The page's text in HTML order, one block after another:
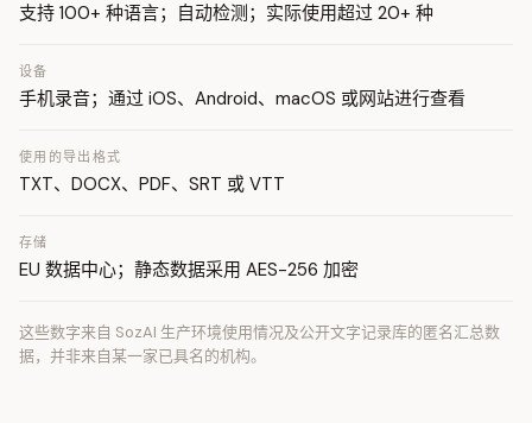
支持 100+ 种语言；自动检测；实际使用超过 20+ 种
设备
手机录音；通过 iOS、Android、macOS 或网站进行查看
使用的导出格式
TXT、DOCX、PDF、SRT 或 VTT
存储
EU 数据中心；静态数据采用 AES-256 加密
这些数字来自 SozAI 生产环境使用情况及公开文字记录库的匿名汇总数
据，并非来自某一家已具名的机构。